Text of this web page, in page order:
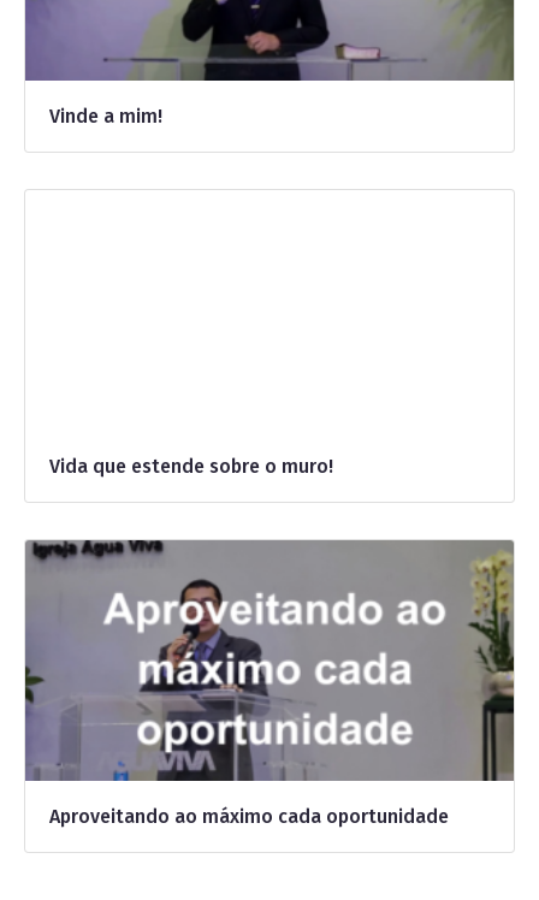
Vinde a mim!
Vida que estende sobre o muro!
Aproveitando ao máximo cada oportunidade